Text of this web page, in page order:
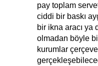
pay toplam
ciddi bir baskı
bir ikna aracı ya
olmadan böyle
kurumlar